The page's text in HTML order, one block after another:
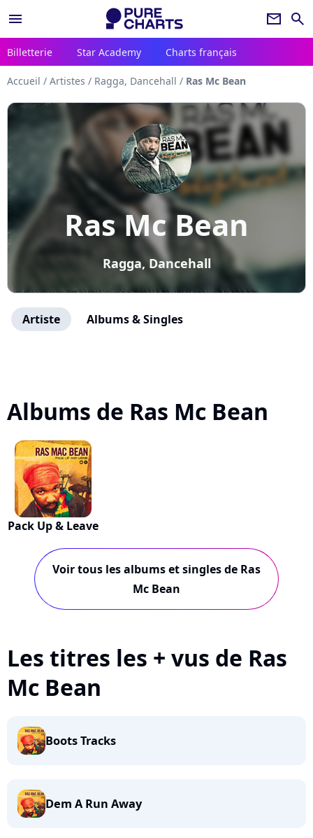
menu newsletter search
Billetterie Star Academy Charts français
Accueil / Artistes / Ragga, Dancehall / Ras Mc Bean
Ras Mc Bean
Ragga, Dancehall
Artiste Albums & Singles
Albums de Ras Mc Bean
Pack Up & Leave
Voir tous les albums et singles de Ras
Mc Bean
Les titres les + vus de Ras
Mc Bean
Boots Tracks
Dem A Run Away